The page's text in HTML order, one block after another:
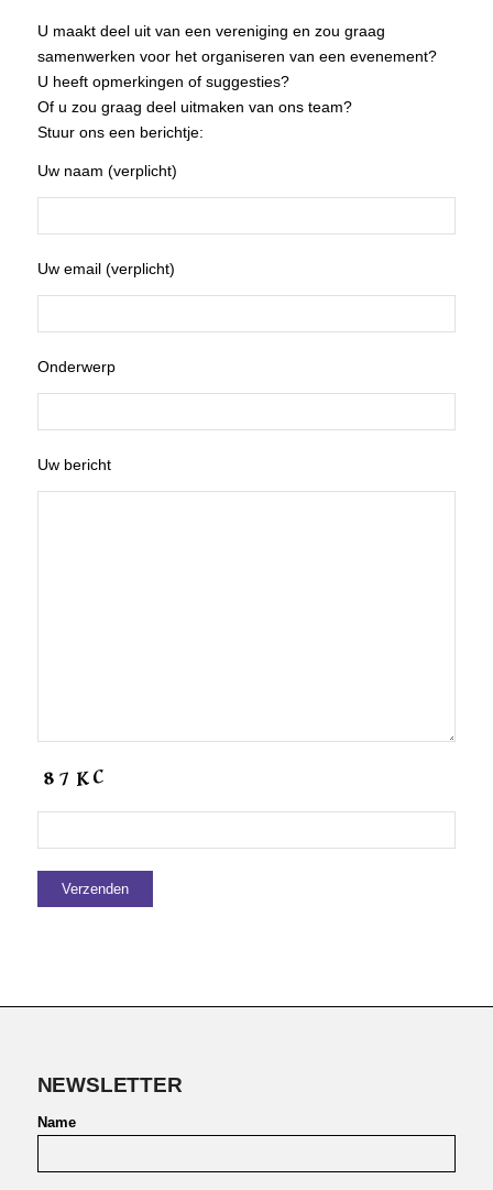
U maakt deel uit van een vereniging en zou graag
samenwerken voor het organiseren van een evenement?
U heeft opmerkingen of suggesties?
Of u zou graag deel uitmaken van ons team?
Stuur ons een berichtje:
Uw naam (verplicht)
Uw email (verplicht)
Onderwerp
Uw bericht
NEWSLETTER
Name